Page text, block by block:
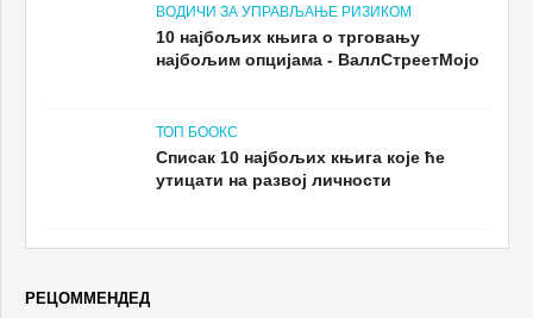
ВОДИЧИ ЗА УПРАВЉАЊЕ РИЗИКОМ
10 најбољих књига о трговању
најбољим опцијама - ВаллСтреетМојо
ТОП БООКС
Списак 10 најбољих књига које ће
утицати на развој личности
РЕЦОММЕНДЕД